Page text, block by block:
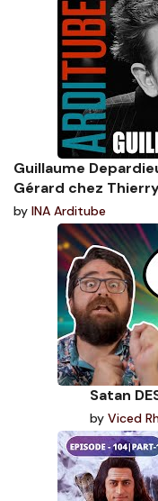
Guillaume
Gérard chez
by INA Arditube
Satan
by Viced